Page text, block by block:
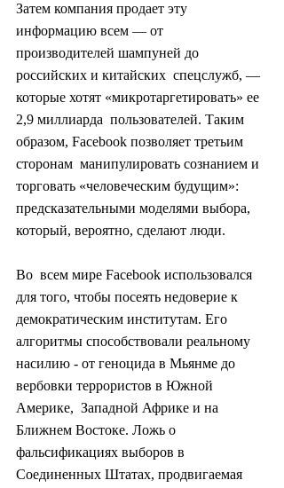
Затем компания продает эту
информацию всем — от
производителей шампуней до
российских и китайских  спецслужб, —
которые хотят «микротаргетировать» ее
2,9 миллиарда  пользователей. Таким
образом, Facebook позволяет третьим
сторонам  манипулировать сознанием и
торговать «человеческим будущим»:
предсказательными моделями выбора,
который, вероятно, сделают люди.
Во  всем мире Facebook использовался
для того, чтобы посеять недоверие к
демократическим институтам. Его
алгоритмы способствовали реальному
насилию - от геноцида в Мьянме до
вербовки террористов в Южной
Америке,  Западной Африке и на
Ближнем Востоке. Ложь о
фальсификациях выборов в
Соединенных Штатах, продвигаемая